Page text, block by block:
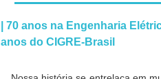
| 70 anos na Engenharia
anos do CIGRE-Brasil